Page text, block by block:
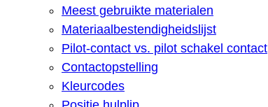
Meest gebruikte materialen
Materiaalbestendigheidslijst
Pilot-contact vs. pilot schakel contact
Contactopstelling
Kleurcodes